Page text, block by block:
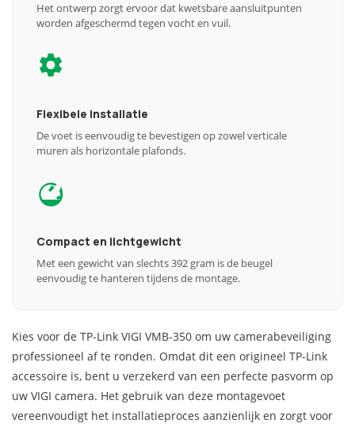
Het ontwerp zorgt ervoor dat kwetsbare aansluitpunten
worden afgeschermd tegen vocht en vuil.
Flexibele installatie
De voet is eenvoudig te bevestigen op zowel verticale
muren als horizontale plafonds.
Compact en lichtgewicht
Met een gewicht van slechts 392 gram is de beugel
eenvoudig te hanteren tijdens de montage.
Kies voor de TP-Link VIGI VMB-350 om uw camerabeveiliging
professioneel af te ronden. Omdat dit een origineel TP-Link
accessoire is, bent u verzekerd van een perfecte pasvorm op
uw VIGI camera. Het gebruik van deze montagevoet
vereenvoudigt het installatieproces aanzienlijk en zorgt voor